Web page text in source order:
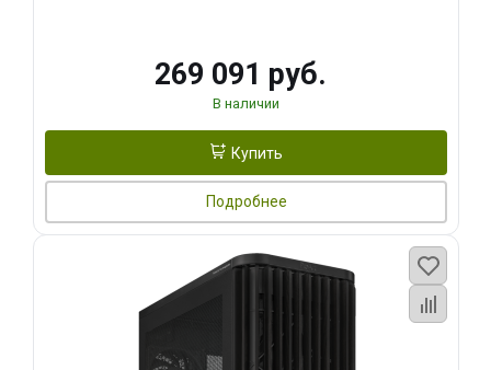
269 091 руб.
В наличии
Купить
Подробнее